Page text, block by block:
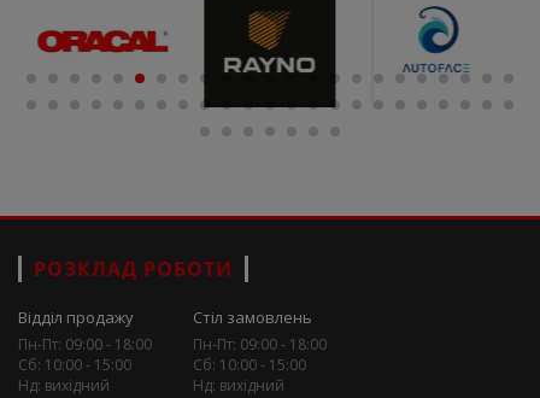
РОЗКЛАД РОБОТИ
Відділ продажу
Пн-Пт: 09:00 - 18:00
Сб: 10:00 - 15:00
Нд: вихідний
Стіл замовлень
Пн-Пт: 09:00 - 18:00
Сб: 10:00 - 15:00
Нд: вихідний